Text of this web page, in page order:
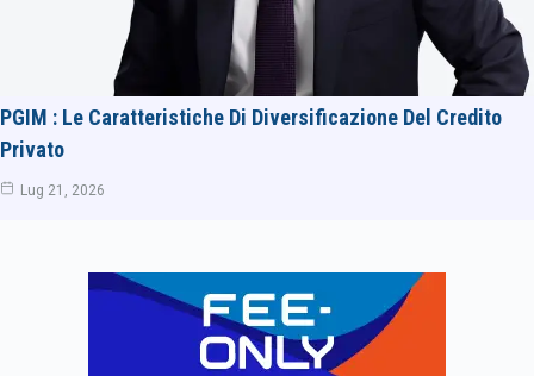
PGIM : Le Caratteristiche Di Diversificazione Del Credito
Privato
Lug 21, 2026